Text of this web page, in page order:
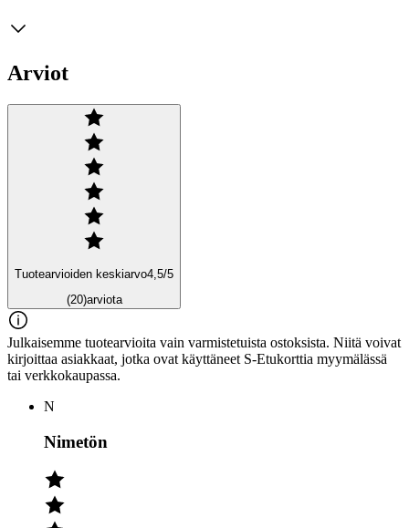
Arviot
Tuotearvioiden keskiarvo4,5/5
(20)arviota
Julkaisemme tuotearvioita vain varmistetuista ostoksista. Niitä voivat
kirjoittaa asiakkaat, jotka ovat käyttäneet S-Etukorttia myymälässä
tai verkkokaupassa.
N
Nimetön